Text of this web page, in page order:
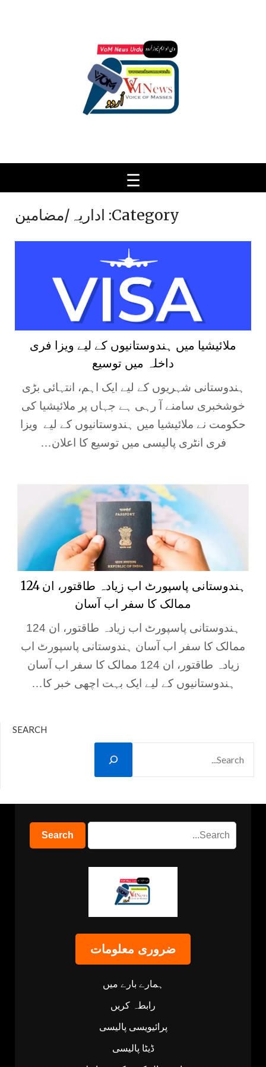
Category: اداریہ/مضامین
ملائیشیا میں ہندوستانیوں کے لیے ویزا فری
داخلہ میں توسیع
ہندوستانی شہریوں کے لیے ایک اہم، انتہائی بڑی
خوشخبری سامنے آ رہی ہے جہاں پر ملائیشیا کی
حکومت نے ملائیشیا میں ہندوستانیوں کے لیے ویزا
فری انٹری پالیسی میں توسیع کا اعلان…
ہندوستانی پاسپورٹ اب زیادہ طاقتور، ان 124
ممالک کا سفر اب آسان
ہندوستانی پاسپورٹ اب زیادہ طاقتور، ان 124
ممالک کا سفر اب آسان ہندوستانی پاسپورٹ اب
زیادہ طاقتور، ان 124 ممالک کا سفر اب آسان
ہندوستانیوں کے لیے ایک بہت اچھی خبر کا…
SEARCH
ضروری معلومات
ہمارے بارے میں
رابطہ کریں
پرائیویسی پالیسی
ڈیٹا پالیسی